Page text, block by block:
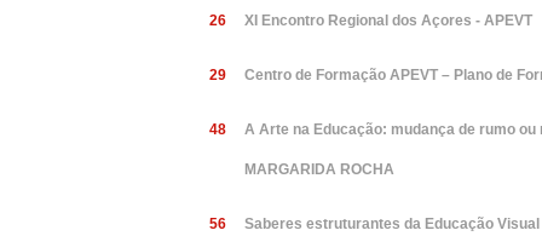
26 XI Encontro Regional dos Açores - APEVT
29 Centro de Formação APEVT – Plano de
48 A Arte na Educação: mudança de rumo
MARGARIDA ROCHA
56 Saberes estruturantes da Educação Visual